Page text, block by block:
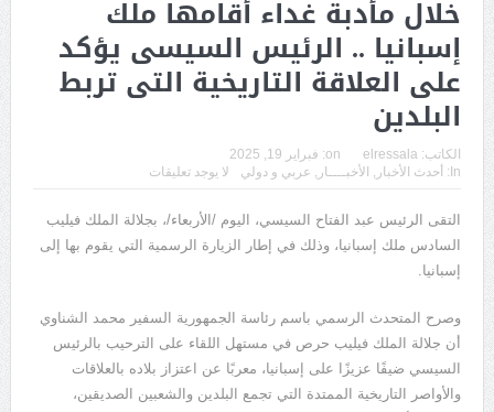
خلال مأدبة غداء أقامها ملك
إسبانيا .. الرئيس السيسى يؤكد
على العلاقة التاريخية التى تربط
البلدين
الكاتب: elressala
on: فبراير 19, 2025
In:
أحدث الأخبار الأخبــــار عربي و دولي لا يوجد تعليقات
التقى الرئيس عبد الفتاح السيسي، اليوم /الأربعاء/، بجلالة الملك فيليب
السادس ملك إسبانيا، وذلك في إطار الزيارة الرسمية التي يقوم بها إلى
إسبانيا.
وصرح المتحدث الرسمي باسم رئاسة الجمهورية السفير محمد الشناوي
أن جلالة الملك فيليب حرص في مستهل اللقاء على الترحيب بالرئيس
السيسي ضيفًا عزيزًا على إسبانيا، معربًا عن اعتزاز بلاده بالعلاقات
والأواصر التاريخية الممتدة التي تجمع البلدين والشعبين الصديقين،